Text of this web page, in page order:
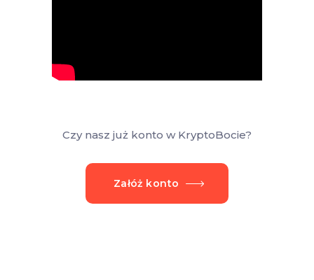
Czy nasz już konto w KryptoBocie?
Załóż konto